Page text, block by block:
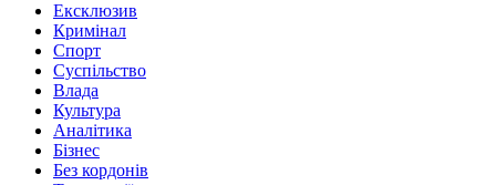
Ексклюзив
Кримінал
Спорт
Суспільство
Влада
Культура
Аналітика
Бізнес
Без кордонів